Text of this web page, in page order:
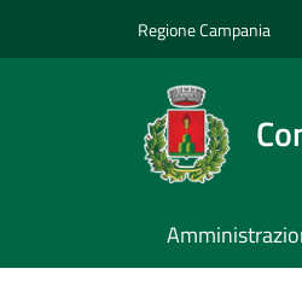
Regione Campania